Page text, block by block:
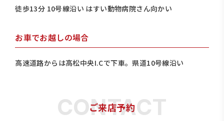
徒歩13分 10号線沿い はすい動物病院さん向かい
お車でお越しの場合
高速道路からは高松中央I.Cで下車。県道10号線沿い
ご来店予約